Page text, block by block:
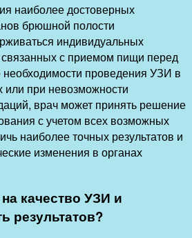
наиболее достоверных
брюшной полости
индивидуальных
с приемом пищи перед
проведения УЗИ в
или при невозможности
врач может принять решение
с учетом всех возможных
наиболее точных результатов и
изменения в органах
качество УЗИ и
результатов?